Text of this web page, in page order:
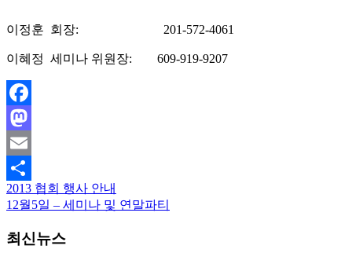
이정훈 회장: 201-572-4061
이혜정 세미나 위원장: 609-919-9207
Facebook
Mastodon
Email
Share
2013 협회 행사 안내
12월5일 – 세미나 및 연말파티
최신뉴스